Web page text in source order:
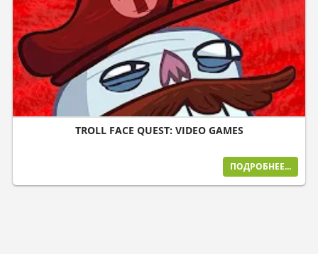
TROLL FACE QUEST: VIDEO GAMES
ПОДРОБНЕЕ...